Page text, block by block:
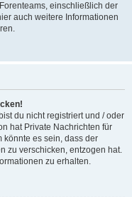
einschließlich der
auch weitere Informationen
du nicht registriert und / oder
hat Private Nachrichten für
könnte es sein, dass der
zu verschicken, entzogen hat.
zu erhalten.